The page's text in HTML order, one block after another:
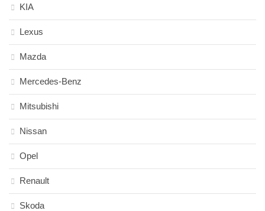
KIA
Lexus
Mazda
Mercedes-Benz
Mitsubishi
Nissan
Opel
Renault
Skoda